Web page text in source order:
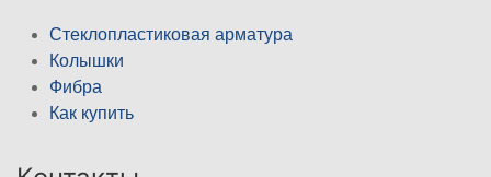
Стеклопластиковая арматура
Колышки
Фибра
Как купить